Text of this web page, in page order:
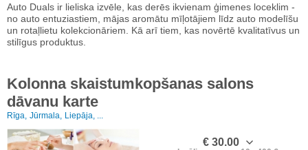
Auto Duals ir lieliska izvēle, kas derēs ikvienam ģimenes loceklim -
no auto entuziastiem, mājas aromātu mīļotājiem līdz auto modelīšu
un rotaļlietu kolekcionāriem. Kā arī tiem, kas novērtē kvalitatīvus un
stilīgus produktus.
Kolonna skaistumkopšanas salons
dāvanu karte
Rīga, Jūrmala, Liepāja, ...
€ 30.00